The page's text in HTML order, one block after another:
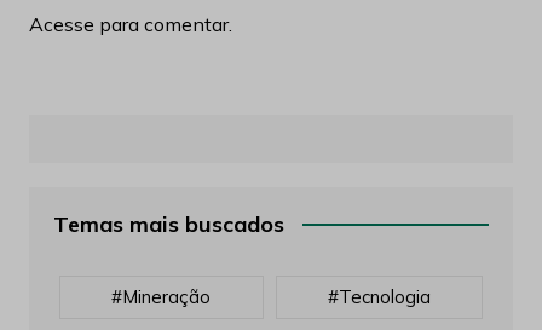
Acesse para comentar.
Temas mais buscados
#mineração #tecnologia